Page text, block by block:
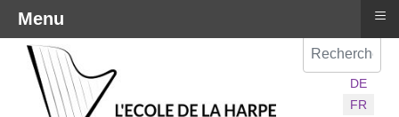
Sélectionnez
DE
FR
Menu ≡